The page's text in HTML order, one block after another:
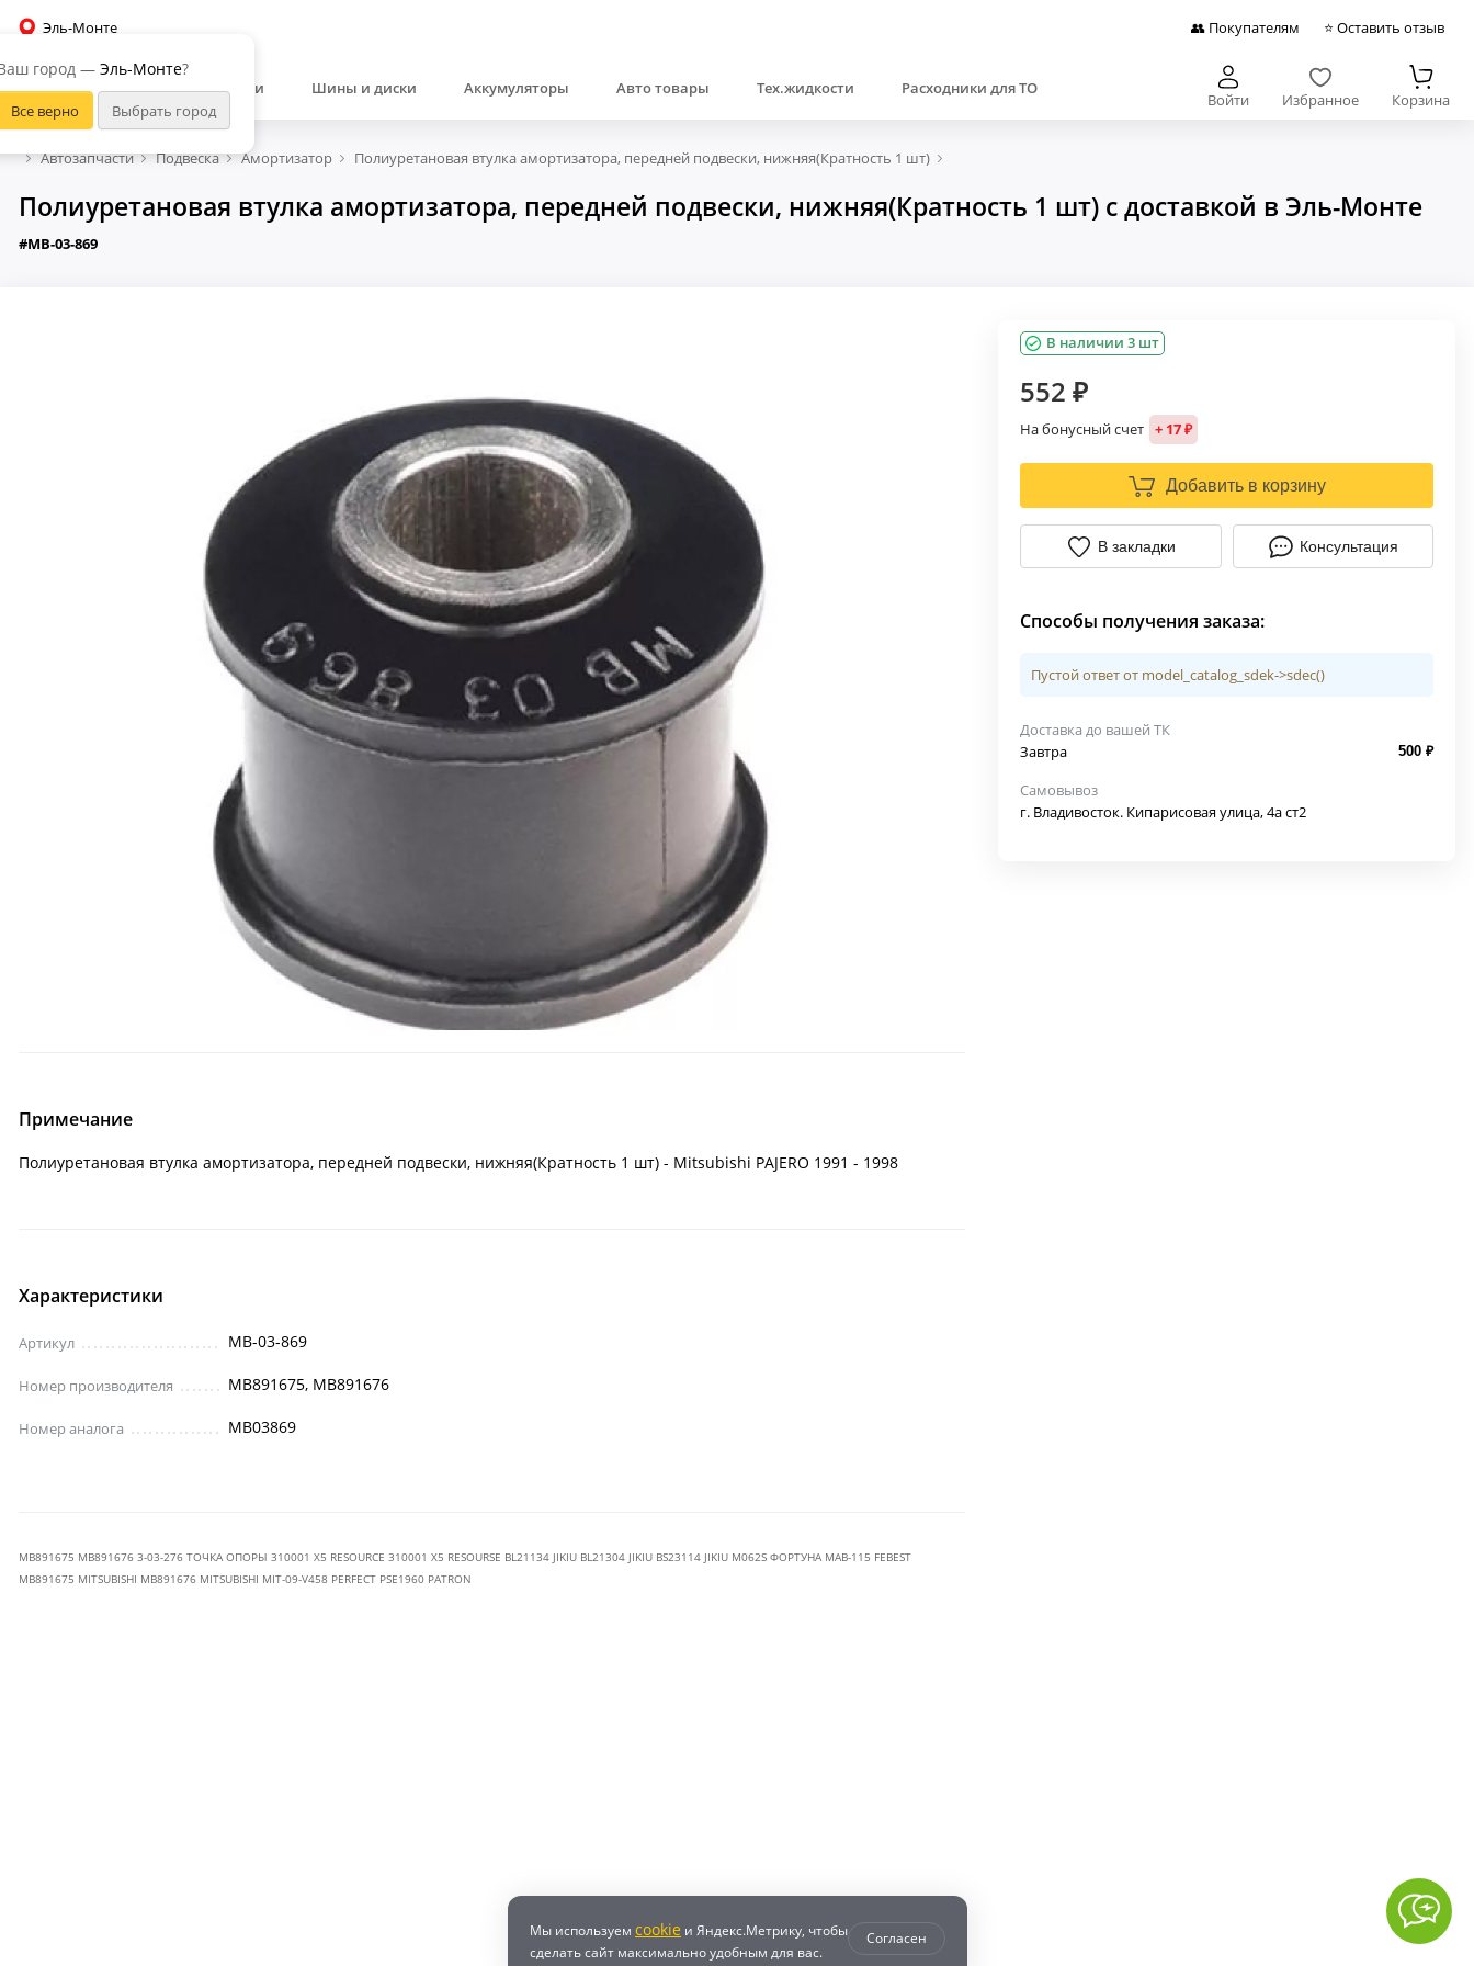
Эль-Монте
город — Эль-Монте?
👥 Покупателям ⭐ Оставить отзыв
Автозапчасти Шины и диски Аккумуляторы Авто товары Тех.жидкости Расходники для ТО
Войти Избранное Корзина
Автозапчасти Подвеска Амортизатор Полиуретановая втулка амортизатора, передней подвески, нижняя(Кратность 1 шт)
Полиуретановая втулка амортизатора, передней подвески, нижняя(Кратность 1 шт) с доставкой в Эль-Монте
#MB-03-869
Примечание
Полиуретановая втулка амортизатора, передней подвески, нижняя(Кратность 1 шт) - Mitsubishi PAJERO 1991 - 1998
Характеристики
Артикул MB-03-869
Номер производителя MB891675, MB891676
Номер аналога MB03869
MB891675 MB891676 3-03-276 ТОЧКА ОПОРЫ 310001 X5 RESOURCE 310001 Х5 RESOURSE BL21134 JIKIU BL21304 JIKIU BS23114 JIKIU M062S ФОРТУНА MAB-115 FEBEST
MB891675 MITSUBISHI MB891676 MITSUBISHI MIT-09-V458 PERFECT PSE1960 PATRON
В наличии 3 шт
552 ₽
На бонусный счет + 17 ₽
Добавить в корзину
В закладки Консультация
Способы получения заказа:
Пустой ответ от model_catalog_sdek->sdec()
Доставка до вашей ТК
Завтра
500 ₽
Самовывоз
г. Владивосток. Кипарисовая улица, 4а ст2
Мы используем cookie и Яндекс.Метрику, чтобы
сделать сайт максимально удобным для вас.
Согласен